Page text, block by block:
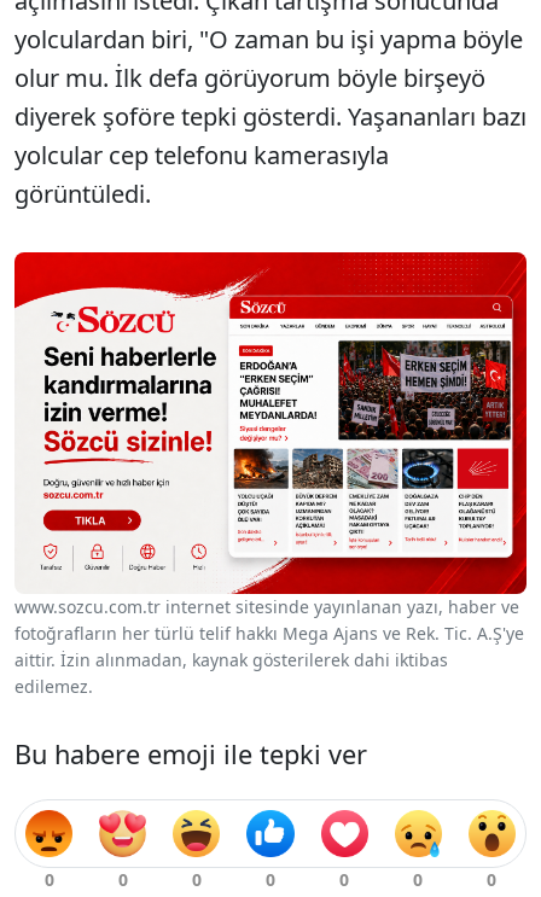
yolculardan biri, "O zaman bu işi yapma böyle
olur mu. İlk defa görüyorum böyle birşeyö
diyerek şoföre tepki gösterdi. Yaşananları bazı
yolcular cep telefonu kamerasıyla
görüntüledi.
www.sozcu.com.tr internet sitesinde yayınlanan yazı, haber ve
fotoğrafların her türlü telif hakkı Mega Ajans ve Rek. Tic. A.Ş'ye
aittir. İzin alınmadan, kaynak gösterilerek dahi iktibas
edilemez.
Bu habere emoji ile tepki ver